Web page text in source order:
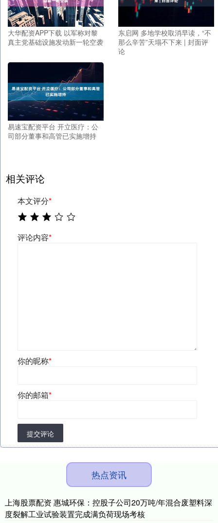
大华配资APP下载 以军称对黎
真主党基础设施发动新一轮空袭
东启网 多地学校取消早读，“不
那么辛苦”天塌不下来 | 封面评
论
易速宝配资平台 开立医疗：公
司部分董事和高管已实施增持
相关评论
本文评分*
评论内容*
你的昵称*
你的邮箱*
提交评论
热点资讯
上海股票配资 惠城环保：控股子公司20万吨/年混合废塑料深
度裂解工业试验装置完成满负荷现场考核